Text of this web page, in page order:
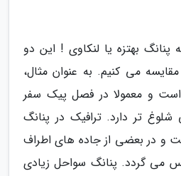
پنانگ بهتزه یا لنکاوی ! این دو
می کنیم. به عنوان مثال،
است و معمولا در فصل پیک سفر
تر دارد. ترافیک در پنانگ
و در بعضی از جاده های اطراف
می گردد. پنانگ سواحل زیادی